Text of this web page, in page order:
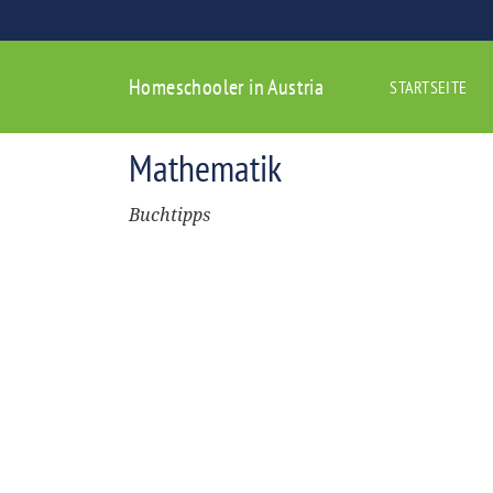
Homeschooler in Austria STARTSEITE
Mathematik
Buchtipps